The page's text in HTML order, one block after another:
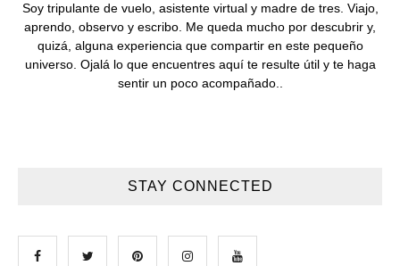
Soy tripulante de vuelo, asistente virtual y madre de tres. Viajo,
aprendo, observo y escribo. Me queda mucho por descubrir y,
quizá, alguna experiencia que compartir en este pequeño
universo. Ojalá lo que encuentres aquí te resulte útil y te haga
sentir un poco acompañado..
STAY CONNECTED